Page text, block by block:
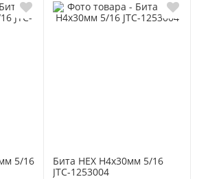
5/16
Бита HEX H4х30мм 5/16
JTC-1253004